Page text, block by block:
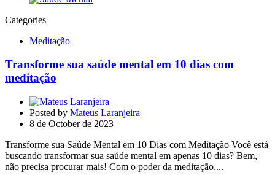
Categories
Meditação
Transforme sua saúde mental em 10 dias com
meditação
Posted by Mateus Laranjeira
8 de October de 2023
Transforme sua Saúde Mental em 10 Dias com Meditação Você está
buscando transformar sua saúde mental em apenas 10 dias? Bem,
não precisa procurar mais! Com o poder da meditação,...